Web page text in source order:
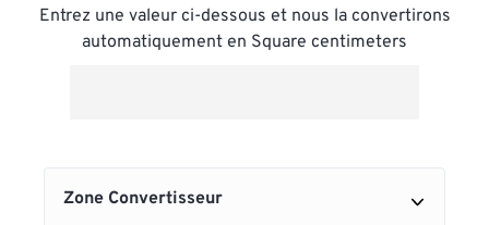
Entrez une valeur ci-dessous et nous la convertirons
automatiquement en Square centimeters